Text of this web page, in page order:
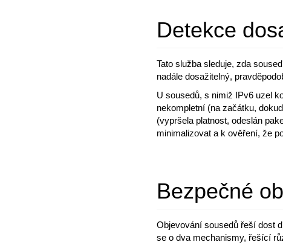
Detekce
Tato služba sleduje, zda
nadále dosažitelný,
U sousedů, s nimiž IPv6 uzel
nekompletní (na začátku,
(vypršela platnost, odeslán
minimalizovat a k ověření, že
Bezpečné
Objevování sousedů řeší dost
se o dva mechanismy, řešící